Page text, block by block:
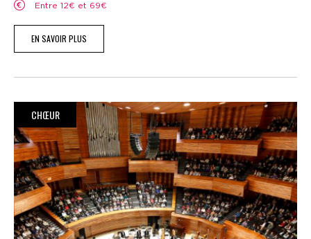
Entre 12€ et 69€
EN SAVOIR PLUS
CHŒUR